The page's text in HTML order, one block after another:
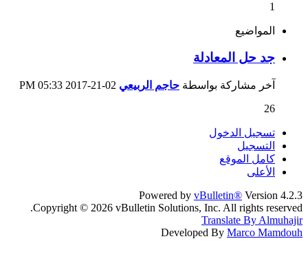
1
المواضيع
جد حل المعادلة
آخر مشاركة بواسطة حاجم الربيعي
05:33 PM
26
تسجيل الدخول
التسجيل
كامل الموقع
الأعلى
Powered by vBulletin® Version 4.2.3
Copyright © 2026 vBulletin Solutions, Inc. All rights reserved.
Translate By Almuhajir
Developed By Marco Mamdouh